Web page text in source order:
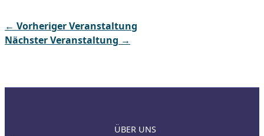
← Vorheriger Veranstaltung
Nächster Veranstaltung →
ÜBER UNS